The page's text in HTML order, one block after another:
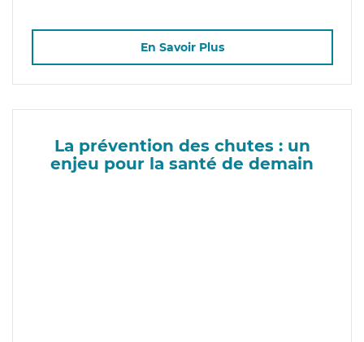
En Savoir Plus
La prévention des chutes : un
enjeu pour la santé de demain